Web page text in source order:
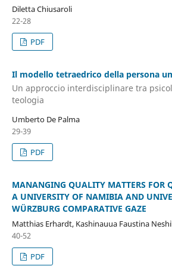
Diletta Chiusaroli
22-28
PDF
Il modello tetraedrico della persona
Un approccio interdisciplinare tra
teologia
Umberto De Palma
29-39
PDF
MANANGING QUALITY MATTERS FOR
A UNIVERSITY OF NAMIBIA AND
WÜRZBURG COMPARATIVE GAZE
Matthias Erhardt, Kashinauua Faustina
40-52
PDF